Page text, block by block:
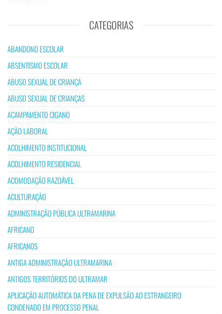
CATEGORIAS
ABANDONO ESCOLAR
ABSENTISMO ESCOLAR
ABUSO SEXUAL DE CRIANÇA
ABUSO SEXUAL DE CRIANÇAS
ACAMPAMENTO CIGANO
AÇÃO LABORAL
ACOLHIMENTO INSTITUCIONAL
ACOLHIMENTO RESIDENCIAL
ACOMODAÇÃO RAZOÁVEL
ACULTURAÇÃO
ADMINISTRAÇÃO PÚBLICA ULTRAMARINA
AFRICANO
AFRICANOS
ANTIGA ADMINISTRAÇÃO ULTRAMARINA
ANTIGOS TERRITÓRIOS DO ULTRAMAR
APLICAÇÃO AUTOMÁTICA DA PENA DE EXPULSÃO AO ESTRANGEIRO
CONDENADO EM PROCESSO PENAL